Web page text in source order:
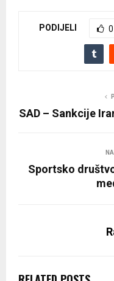
PODIJELI 0
SAD – Sankcije
Sportsko